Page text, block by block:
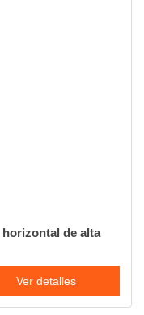
horizontal de alta
Ver detalles